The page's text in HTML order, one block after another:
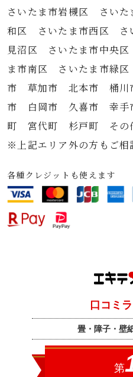
さいたま市岩槻区 さい
和区 さいたま市西区 さ
見沼区 さいたま市中央
ま市南区 さいたま市緑
市 草加市 北本市 桶
市 白岡市 久喜市 幸
町 宮代町 杉戸町 その
※上記エリア外の方もご相
各種クレジットも使えます